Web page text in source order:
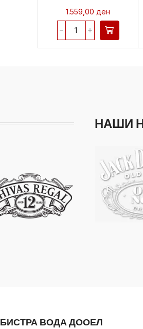
1.559,00 ден
НАШИ
БИСТРА ВОДА ДООЕЛ